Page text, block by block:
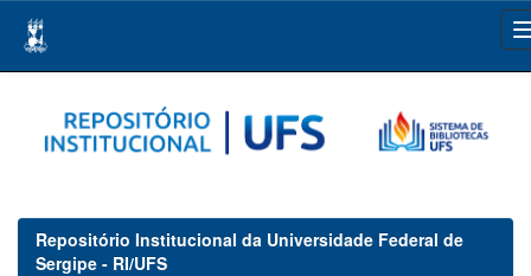
navigation
Repositório Institucional da Universidade Federal de
Sergipe - RI/UFS